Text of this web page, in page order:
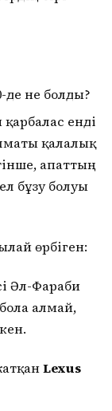
де не болды?
енді
қалалық
апаттың
бұзу болуы
өрбіген:
Әл-Фараби
алмай,
Lexus